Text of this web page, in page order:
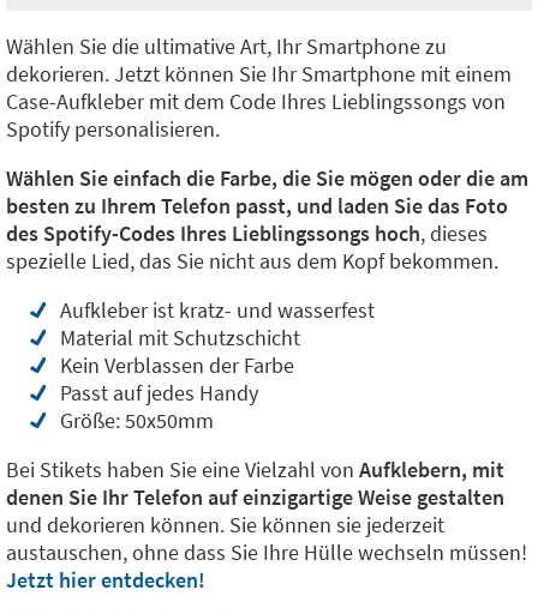
Wählen Sie die ultimative Art, Ihr Smartphone zu
dekorieren. Jetzt können Sie Ihr Smartphone mit einem
Case-Aufkleber mit dem Code Ihres Lieblingssongs von
Spotify personalisieren.
Wählen Sie einfach die Farbe, die Sie mögen oder die am
besten zu Ihrem Telefon passt, und laden Sie das Foto
des Spotify-Codes Ihres Lieblingssongs hoch, dieses
spezielle Lied, das Sie nicht aus dem Kopf bekommen.
Aufkleber ist kratz- und wasserfest
Material mit Schutzschicht
Kein Verblassen der Farbe
Passt auf jedes Handy
Größe: 50x50mm
Bei Stikets haben Sie eine Vielzahl von Aufklebern, mit
denen Sie Ihr Telefon auf einzigartige Weise gestalten
und dekorieren können. Sie können sie jederzeit
austauschen, ohne dass Sie Ihre Hülle wechseln müssen!
Jetzt hier entdecken!